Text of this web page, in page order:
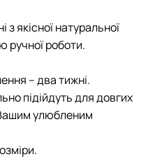
з якісної натуральної
ручної роботи.
– два тижні.
підійдуть для довгих
улюбленим